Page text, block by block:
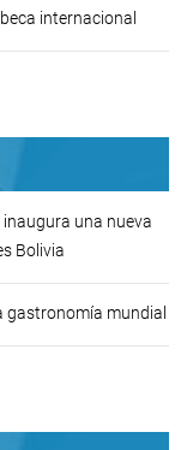
internacional
una nueva
Bolivia
gastronomía mundial